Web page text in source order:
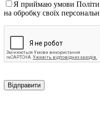
Я приймаю умови
на обробку своїх